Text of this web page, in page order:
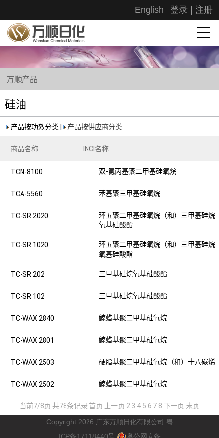
登录 注册
English
万顺产品
硅油
产品按功效分类 | 产品按供应商分类
商品名称 INCI名称
TCN-8100 双-氨丙基聚二甲基硅氧烷
TCA-5560 苯基聚三甲基硅氧烷
TC-SR 2020
环五聚二甲基硅氧烷（和）三甲基硅烷
氧基硅酸酯
TC-SR 1020
环五聚二甲基硅氧烷（和）三甲基硅烷
氧基硅酸酯
TC-SR 202 三甲基硅烷氧基硅酸酯
TC-SR 102 三甲基硅烷氧基硅酸酯
TC-WAX 2840 鲸蜡基聚二甲基硅氧烷
TC-WAX 2801 鲸蜡基聚二甲基硅氧烷
TC-WAX 2503 硬脂基聚二甲基硅氧烷（和）十八碳烯
TC-WAX 2502 鲸蜡基聚二甲基硅氧烷
当前7/8页 共78条记录 首页 上一页 2 3 4 5 6 7 8 下一页 末页
Copyright 2026 广东万顺日化有限公司 粤
ICP备17118440号 粤公网安备